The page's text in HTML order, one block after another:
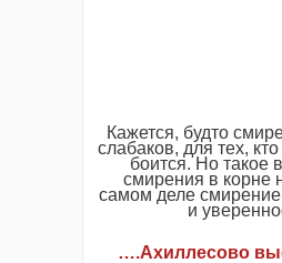
Кажется, будто
слабаков, для тех,
боится. Но такое
смирения в корне
самом деле
и
….Ахиллесово